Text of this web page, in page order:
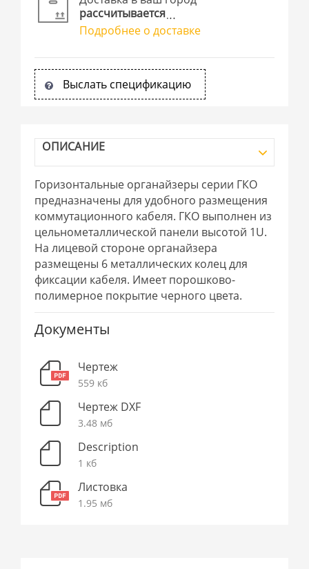
рассчитывается
Подробнее о доставке
Выслать спецификацию
ОПИСАНИЕ
Горизонтальные органайзеры серии ГКО
предназначены для удобного размещения
коммутационного кабеля. ГКО выполнен из
цельнометаллической панели высотой 1U.
На лицевой стороне органайзера
размещены 6 металлических колец для
фиксации кабеля. Имеет порошково-
полимерное покрытие черного цвета.
Документы
Чертеж
559 кб
Чертеж DXF
3.48 мб
Description
1 кб
Листовка
1.95 мб